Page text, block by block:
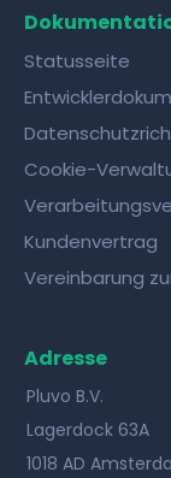
Statusseite
Cookie-
Kundenvertrag
Vereinbarung
Adresse
Pluvo B.V.
Lagerdock 63A
1018 AD